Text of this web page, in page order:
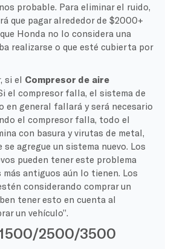
probable. Para eliminar el ruido,
que pagar alrededor de $2000+
Honda no lo considera una
realizarse o que esté cubierta por
si el Compresor de aire
el compresor falla, el sistema de
en general fallará y será necesario
el compresor falla, todo el
con basura y virutas de metal,
se agregue un sistema nuevo. Los
pueden tener este problema
más antiguos aún lo tienen. Los
considerando comprar un
tener esto en cuenta al
un vehículo”.
2500/3500